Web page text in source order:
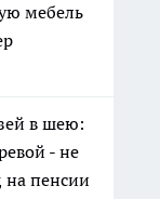
мебель
в шею:
- не
на пенсии